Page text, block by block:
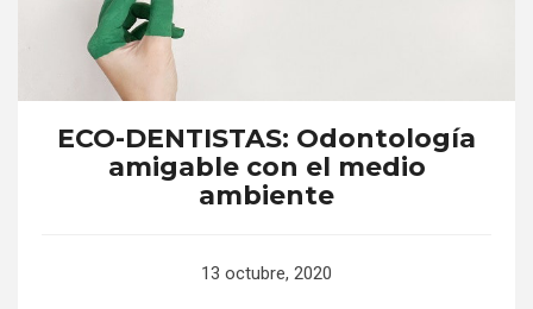
ECO-DENTISTAS: Odontología
amigable con el medio
ambiente
13 octubre, 2020